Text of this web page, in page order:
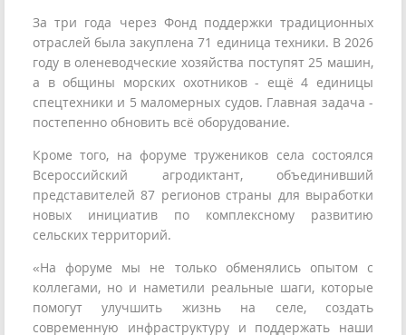
За три года через Фонд поддержки традиционных
отраслей была закуплена 71 единица техники. В 2026
году в оленеводческие хозяйства поступят 25 машин,
а в общины морских охотников - ещё 4 единицы
спецтехники и 5 маломерных судов. Главная задача -
постепенно обновить всё оборудование.
Кроме того, на форуме тружеников села состоялся
Всероссийский агродиктант, объединивший
представителей 87 регионов страны для выработки
новых инициатив по комплексному развитию
сельских территорий.
«На форуме мы не только обменялись опытом с
коллегами, но и наметили реальные шаги, которые
помогут улучшить жизнь на селе, создать
современную инфраструктуру и поддержать наши